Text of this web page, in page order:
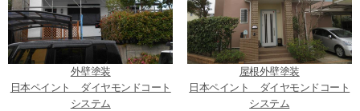
外壁塗装
日本ペイント ダイヤモンドコート
システム
屋根外壁塗装
日本ペイント ダイヤモンドコート
システム